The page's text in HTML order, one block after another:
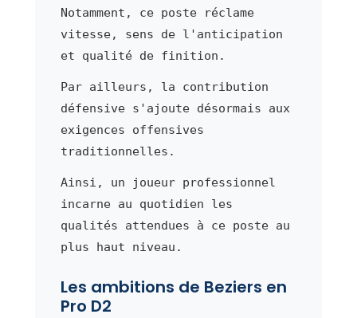
Notamment, ce poste réclame
vitesse, sens de l'anticipation
et qualité de finition.
Par ailleurs, la contribution
défensive s'ajoute désormais aux
exigences offensives
traditionnelles.
Ainsi, un joueur professionnel
incarne au quotidien les
qualités attendues à ce poste au
plus haut niveau.
Les ambitions de Beziers en
Pro D2